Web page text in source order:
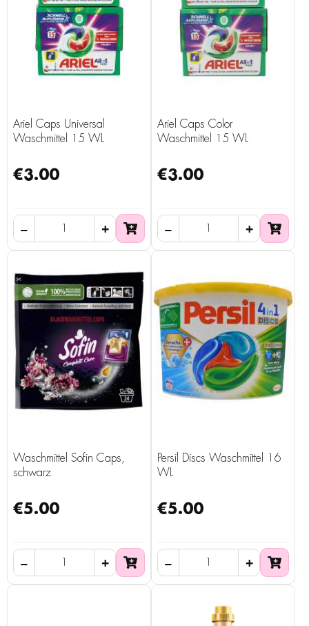
Ariel Caps Universal
Waschmittel 15 WL
€3.00
Ariel Caps Color
Waschmittel 15 WL
€3.00
Waschmittel Sofin Caps,
schwarz
€5.00
Persil Discs Waschmittel 16
WL
€5.00